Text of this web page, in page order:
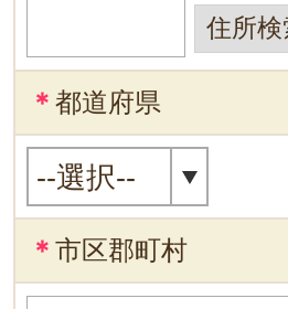
＊ 都道府県
＊ 市区郡町村